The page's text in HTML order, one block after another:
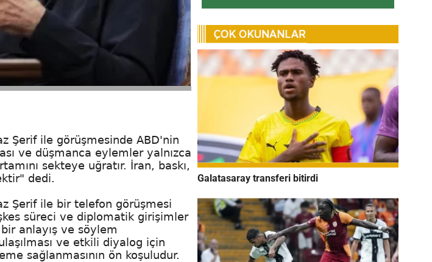
Şerif ile görüşmesinde ABD'nin
ve düşmanca eylemler yalnızca
sekteye uğratır. İran, baskı,
dedi.
Şerif ile bir telefon görüşmesi
süreci ve diplomatik girişimler
anlayış ve söylem
ve etkili diyalog için
sağlanmasının ön koşuludur.
Galatasaray transferi bitirdi